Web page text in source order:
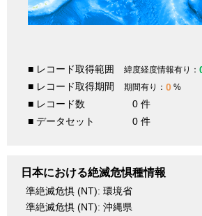
■ レコード取得範囲 緯度経度情報有り：
■ レコード取得期間 期間有り： 0 %
■ レコード数
0 件
■ データセット
0 件
日本における絶滅危惧種情報
準絶滅危惧 (NT): 環境省
準絶滅危惧 (NT): 沖縄県